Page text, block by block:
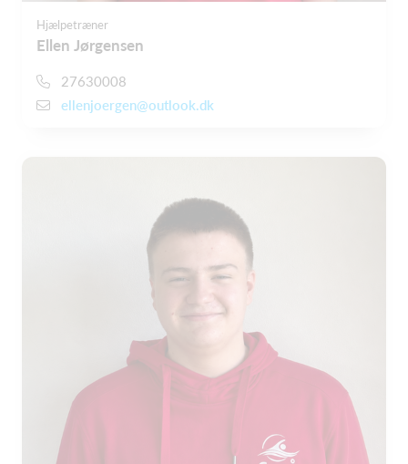
Hjælpetræner
Ellen Jørgensen
27630008
ellenjoergen@outlook.dk